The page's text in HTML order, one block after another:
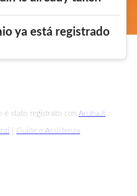
ya está registrado
è stato registrato con Aruba.it
Guide e Assistenza